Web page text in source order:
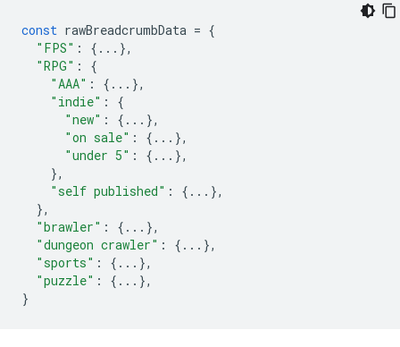
const rawBreadcrumbData = {
"FPS" :
{...},
"RPG" :
{
"AAA" :
{...},
"indie" :
{
"new" :
{...},
"on sale" :
{...},
"under 5" :
{...},
},
"self published" :
{...},
},
"brawler" :
{...},
"dungeon crawler" :
{...},
"sports" :
{...},
"puzzle" :
{...},
}